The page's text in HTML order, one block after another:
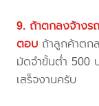
9. ถ้าตกลงจ้างร
ตอบ ถ้าลูกค้าตก
มัดจำขั้นต่ำ 500
เสร็จงานครับ